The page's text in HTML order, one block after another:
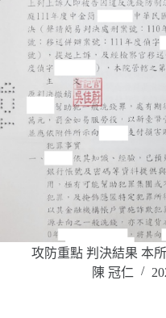
攻防重點 判決結果 本
陳 冠仁